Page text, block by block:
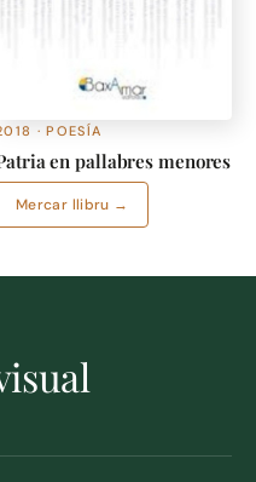
· POESÍA
en pallabres menores
Mercar llibru →